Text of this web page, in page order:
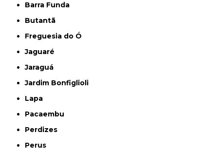
Barra Funda
Butantã
Freguesia do Ó
Jaguaré
Jaraguá
Jardim Bonfiglioli
Lapa
Pacaembu
Perdizes
Perus